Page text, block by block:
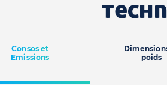
Consos et
Emissions
poids